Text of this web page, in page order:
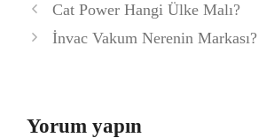
Cat Power Hangi Ülke Malı?
İnvac Vakum Nerenin Markası?
Yorum yapın